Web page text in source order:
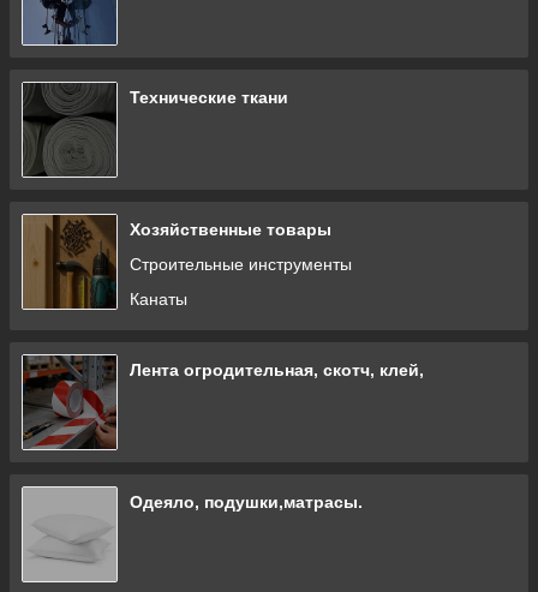
Технические ткани
Хозяйственные товары
Строительные инструменты
Канаты
Лента огродительная, скотч, клей,
Одеяло, подушки,матрасы.